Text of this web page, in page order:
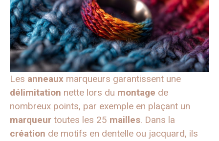
Les anneaux marqueurs garantissent une
délimitation nette lors du montage de
nombreux points, par exemple en plaçant un
marqueur toutes les 25 mailles. Dans la
création de motifs en dentelle ou jacquard, ils